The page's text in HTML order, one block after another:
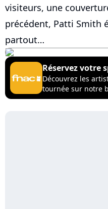
visiteurs, une
précédent, Patti Smith
partout…
Réservez votre
Découvrez les
tournée sur notre